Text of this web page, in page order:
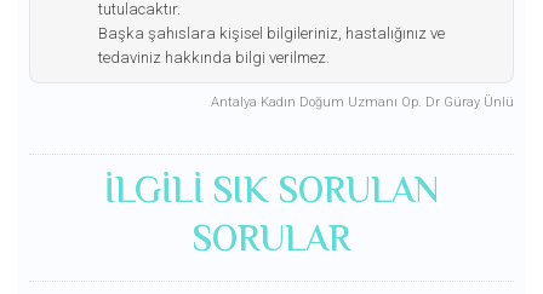
tutulacaktır.
Başka şahıslara kişisel bilgileriniz, hastalığınız ve
tedaviniz hakkında bilgi verilmez.
Antalya Kadın Doğum Uzmanı Op. Dr Güray Ünlü
ILGILI SIK SORULAN
SORULAR